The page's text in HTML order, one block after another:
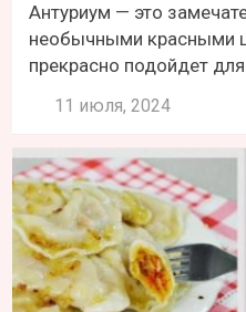
Антуриум — это
необычными красными
прекрасно подойдет
11 июля, 2024